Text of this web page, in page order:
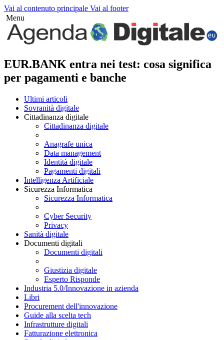
Vai al contenuto principale Vai al footer
Menu
EUR.BANK entra nei test: cosa significa
per pagamenti e banche
Ultimi articoli
Sovranità digitale
Cittadinanza digitale
Cittadinanza digitale
Anagrafe unica
Data management
Identità digitale
Pagamenti digitali
Intelligenza Artificiale
Sicurezza Informatica
Sicurezza Informatica
Cyber Security
Privacy
Sanità digitale
Documenti digitali
Documenti digitali
Giustizia digitale
Esperto Risponde
Industria 5.0/Innovazione in azienda
Libri
Procurement dell'innovazione
Guide alla scelta tech
Infrastrutture digitali
Fatturazione elettronica